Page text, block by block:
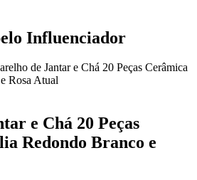
Influenciador
e Chá 20 Peças
Redondo Branco e